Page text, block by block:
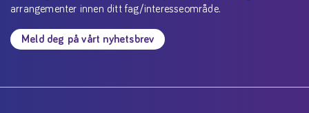
arrangementer innen ditt fag/interesseområde.
Meld deg på vårt nyhetsbrev